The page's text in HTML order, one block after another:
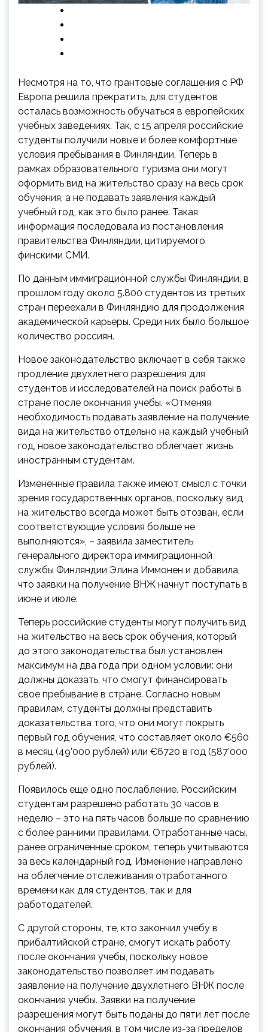
Несмотря на то, что грантовые соглашения с РФ
Европа решила прекратить, для студентов
осталась возможность обучаться в европейских
учебных заведениях. Так, с 15 апреля российские
студенты получили новые и более комфортные
условия пребывания в Финляндии. Теперь в
рамках образовательного туризма они могут
оформить вид на жительство сразу на весь срок
обучения, а не подавать заявления каждый
учебный год, как это было ранее. Такая
информация последовала из постановления
правительства Финляндии, цитируемого
финскими СМИ.
По данным иммиграционной службы Финляндии, в
прошлом году около 5.800 студентов из третьих
стран переехали в Финляндию для продолжения
академической карьеры. Среди них было большое
количество россиян.
Новое законодательство включает в себя также
продление двухлетнего разрешения для
студентов и исследователей на поиск работы в
стране после окончания учебы. «Отменяя
необходимость подавать заявление на получение
вида на жительство отдельно на каждый учебный
год, новое законодательство облегчает жизнь
иностранным студентам.
Измененные правила также имеют смысл с точки
зрения государственных органов, поскольку вид
на жительство всегда может быть отозван, если
соответствующие условия больше не
выполняются», – заявила заместитель
генерального директора иммиграционной
службы Финляндии Элина Иммонен и добавила,
что заявки на получение ВНЖ начнут поступать в
июне и июле.
Теперь российские студенты могут получить вид
на жительство на весь срок обучения, который
до этого законодательства был установлен
максимум на два года при одном условии: они
должны доказать, что смогут финансировать
свое пребывание в стране. Согласно новым
правилам, студенты должны представить
доказательства того, что они могут покрыть
первый год обучения, что составляет около €560
в месяц (49’000 рублей) или €6720 в год (587’000
рублей).
Появилось еще одно послабление. Российским
студентам разрешено работать 30 часов в
неделю – это на пять часов больше по сравнению
с более ранними правилами. Отработанные часы,
ранее ограниченные сроком, теперь учитываются
за весь календарный год. Изменение направлено
на облегчение отслеживания отработанного
времени как для студентов, так и для
работодателей.
С другой стороны, те, кто закончил учебу в
прибалтийской стране, смогут искать работу
после окончания учебы, поскольку новое
законодательство позволяет им подавать
заявление на получение двухлетнего ВНЖ после
окончания учебы. Заявки на получение
разрешения могут быть поданы до пяти лет после
окончания обучения, в том числе из-за пределов